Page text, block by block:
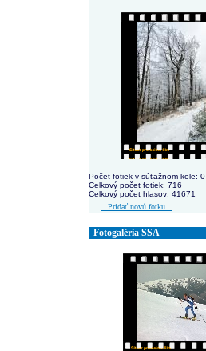
Počet fotiek v súťažnom kole: 0
Celkový počet fotiek: 716
Celkový počet hlasov: 41671
Pridať novú fotku
Fotogaléria SSA